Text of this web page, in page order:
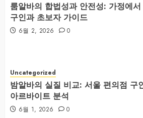
룸알바의 합법성과 안전성: 가정에
구인과 초보자 가이드
6월 2, 2026 0
Uncategorized
밤알바의 실질 비교: 서울 편의점 구
아르바이트 분석
6월 1, 2026 0